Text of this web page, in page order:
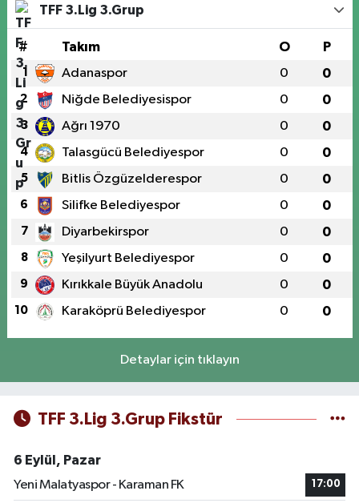
TFF 3.Lig 3.Grup
# Takım O P
1 Adanaspor 0 0
2 Niğde Belediyesispor 0 0
3 Ağrı 1970 0 0
4 Talasgücü Belediyespor 0 0
5 Bitlis Özgüzelderespor 0 0
6 Silifke Belediyespor 0 0
7 Diyarbekirspor 0 0
8 Yeşilyurt Belediyespor 0 0
9 Kırıkkale Büyük Anadolu 0 0
10 Karaköprü Belediyespor 0 0
Detaylar için tıklayın
TFF 3.Lig 3.Grup Fikstür
6 Eylül, Pazar
Yeni Malatyaspor - Karaman FK
17:00